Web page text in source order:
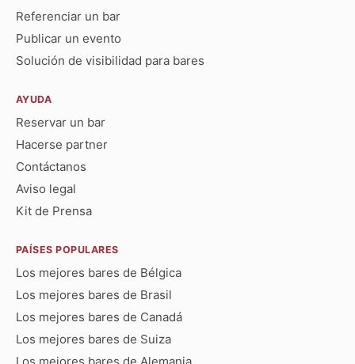
Referenciar un bar
Publicar un evento
Solución de visibilidad para bares
AYUDA
Reservar un bar
Hacerse partner
Contáctanos
Aviso legal
Kit de Prensa
PAÍSES POPULARES
Los mejores bares de Bélgica
Los mejores bares de Brasil
Los mejores bares de Canadá
Los mejores bares de Suiza